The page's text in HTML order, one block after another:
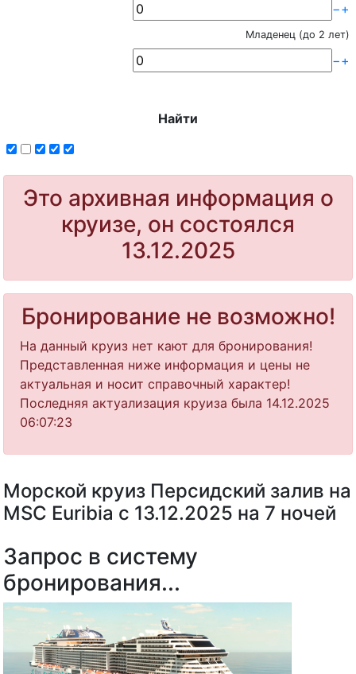
−+
Младенец (до 2 лет)
−+
Найти
Это архивная информация о
круизе, он состоялся
13.12.2025
Бронирование не возможно!
На данный круиз нет кают для бронирования!
Представленная ниже информация и цены не
актуальная и носит справочный характер!
Последняя актуализация круиза была 14.12.2025
06:07:23
Морской круиз Персидский залив на
MSC Euribia с 13.12.2025 на 7 ночей
Запрос в систему
бронирования...